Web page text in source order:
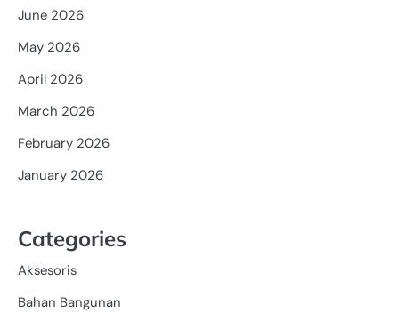
June 2026
May 2026
April 2026
March 2026
February 2026
January 2026
Categories
Aksesoris
Bahan Bangunan